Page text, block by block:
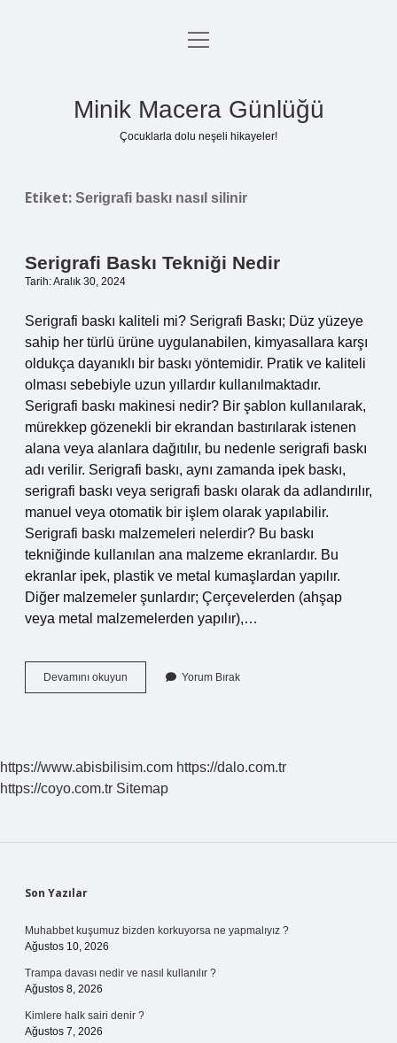
Anasayfa
menüyü
Minik Macera Günlüğü
Çocuklarla dolu neşeli hikayeler!
Etiket: Serigrafi baskı nasıl silinir
Serigrafi Baskı Tekniği Nedir
Tarih: Aralık 30, 2024
Serigrafi baskı kaliteli mi? Serigrafi Baskı; Düz yüzeye
sahip her türlü ürüne uygulanabilen, kimyasallara karşı
oldukça dayanıklı bir baskı yöntemidir. Pratik ve kaliteli
olması sebebiyle uzun yıllardır kullanılmaktadır.
Serigrafi baskı makinesi nedir? Bir şablon kullanılarak,
mürekkep gözenekli bir ekrandan bastırılarak istenen
alana veya alanlara dağıtılır, bu nedenle serigrafi baskı
adı verilir. Serigrafi baskı, aynı zamanda ipek baskı,
serigrafi baskı veya serigrafi baskı olarak da adlandırılır,
manuel veya otomatik bir işlem olarak yapılabilir.
Serigrafi baskı malzemeleri nelerdir? Bu baskı
tekniğinde kullanılan ana malzeme ekranlardır. Bu
ekranlar ipek, plastik ve metal kumaşlardan yapılır.
Diğer malzemeler şunlardır; Çerçevelerden (ahşap
veya metal malzemelerden yapılır),…
Devamını okuyun Serigrafi
Baskı
Yorum Bırak
https://www.abisbilisim.com https://dalo.com.tr
https://coyo.com.tr Sitemap
Sidebar
Son Yazılar
Muhabbet kuşumuz bizden korkuyorsa ne yapmalıyız ?
Ağustos 10, 2026
Trampa davası nedir ve nasıl kullanılır ?
Ağustos 8, 2026
Kimlere halk sairi denir ?
Ağustos 7, 2026